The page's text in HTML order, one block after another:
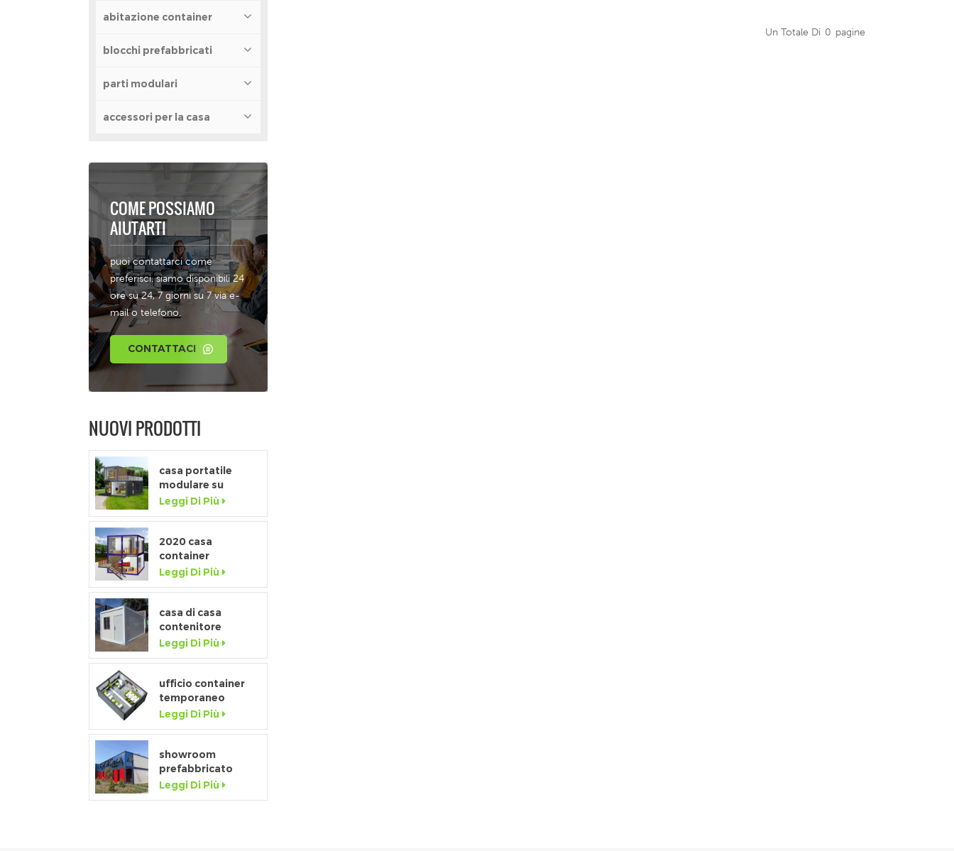
abitazione container
blocchi prefabbricati
parti modulari
accessori per la casa
COME POSSIAMO
AIUTARTI
puoi contattarci come
preferisci. siamo disponibili 24
ore su 24, 7 giorni su 7 via e-
mail o telefono.
CONTATTACI
NUOVI PRODOTTI
casa portatile
modulare su
misura di fascia
alta con finestra a
Leggi Di Più
2020 casa
container
prefabbricata di
lusso flat pack con
Leggi Di Più
casa di casa
contenitore
staccabile a basso
costo della
porcellana in
vendita
Leggi Di Più
ufficio container
temporaneo
prefabbricato da
20 piedi flat pack
Leggi Di Più
showroom
prefabbricato
mobile da 20 piedi
con parete in vetro
Leggi Di Più
Un Totale Di 0 Pagine